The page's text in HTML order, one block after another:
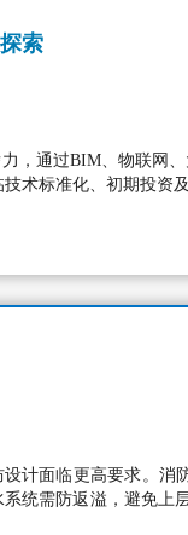
索
，通过BIM、物联网
术标准化、初期投资
计面临更高要求。
统需防返溢，避免